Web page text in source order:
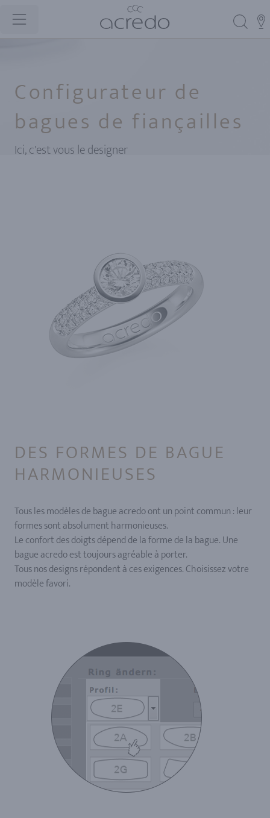
Configurateur de
bagues de fiançailles
Ici, c'est vous le designer
DES FORMES DE BAGUE
HARMONIEUSES
Tous les modèles de bague acredo ont un point commun : leur
formes sont absolument harmonieuses.
Le confort des doigts dépend de la forme de la bague. Une
bague acredo est toujours agréable à porter.
Tous nos designs répondent à ces exigences. Choisissez votre
modèle favori.